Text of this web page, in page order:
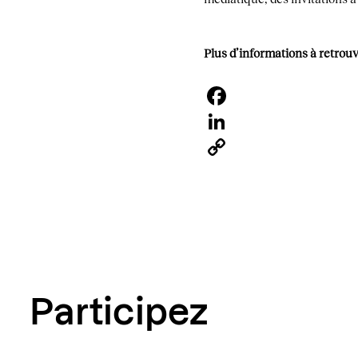
Plus d’informations à
Facebook
LinkedIn
Participez